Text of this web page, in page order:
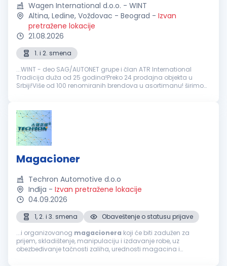
Wagen International d.o.o. - WINT
Altina, Ledine, Voždovac - Beograd - Izvan
pretražene lokacije
21.08.2026
1. i 2. smena
...WINT - deo SAG/AUTONET grupe i član ATR International
Tradicija duža od 25 godina!Preko 24 prodajna objekta u
Srbiji!Više od 100 renomiranih brendova u asortimanu! širimo
Magacioner
Techron Automotive d.o.o
Inđija - Izvan pretražene lokacije
04.09.2026
1, 2. i 3. smena
Obaveštenje o statusu prijave
...i organizovanog magacionera koji će biti zadužen za
prijem, skladištenje, manipulaciju i izdavanje robe, uz
obezbeđivanje tačnosti zaliha, urednosti magacina i